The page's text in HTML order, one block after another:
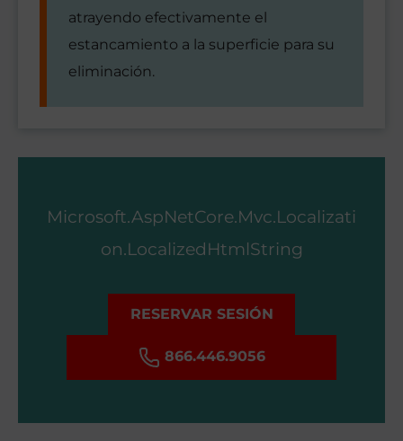
atrayendo efectivamente el
estancamiento a la superficie para su
eliminación.
Microsoft.AspNetCore.Mvc.Localizati
on.LocalizedHtmlString
RESERVAR SESIÓN
866.446.9056